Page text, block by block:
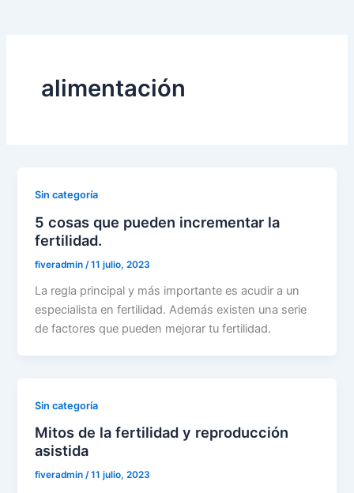
alimentación
Sin categoría
5 cosas que pueden incrementar la
fertilidad.
fiveradmin/11 julio, 2023
La regla principal y más importante es acudir a un
especialista en fertilidad. Además existen una serie
de factores que pueden mejorar tu fertilidad.
Sin categoría
Mitos de la fertilidad y reproducción
asistida
fiveradmin/11 julio, 2023